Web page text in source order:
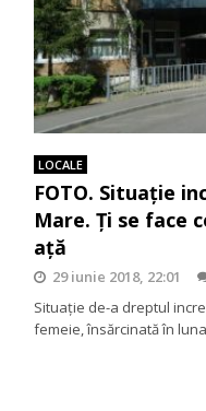
LOCALE
FOTO. Situație
Mare. Ți se face
ață
29 iunie 2018, 22:01
Situație de-a dreptul
femeie, însărcinată în